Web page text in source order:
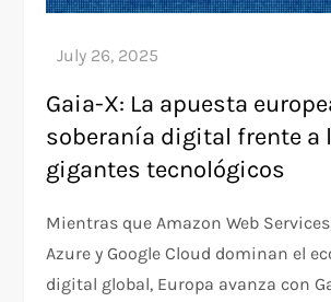
Gaia-X: La apuesta
soberanía digital frente a
gigantes tecnológicos
Mientras que Amazon Web
Azure y Google Cloud dominan el
digital global, Europa avanza con